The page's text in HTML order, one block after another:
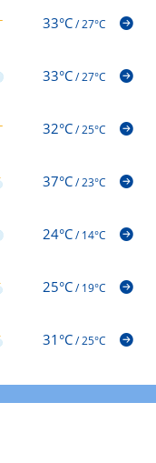
33°C/27°C
33°C/27°C
32°C/25°C
37°C/23°C
24°C/14°C
25°C/19°C
31°C/25°C